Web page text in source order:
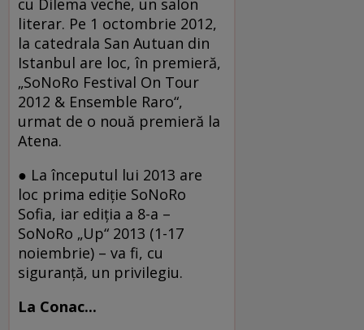
cu Dilema veche, un salon
literar. Pe 1 octombrie 2012,
la catedrala San Autuan din
Istanbul are loc, în premieră,
„SoNoRo Festival On Tour
2012 & Ensemble Raro“,
urmat de o nouă premieră la
Atena.
● La începutul lui 2013 are
loc prima ediţie SoNoRo
Sofia, iar ediţia a 8-a –
SoNoRo „Up“ 2013 (1-17
noiembrie) – va fi, cu
siguranţă, un privilegiu.
La Conac...